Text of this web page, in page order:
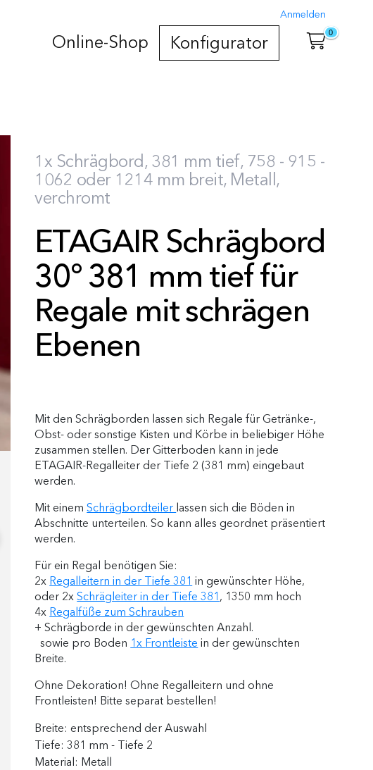
Anmelden
0
Online-Shop Konfigurator
1x Schrägbord, 381 mm tief, 758 - 915 -
1062 oder 1214 mm breit, Metall,
verchromt
ETAGAIR Schrägbord
30° 381 mm tief für
Regale mit schrägen
Ebenen
Mit den Schrägborden lassen sich Regale für Getränke-,
Obst- oder sonstige Kisten und Körbe in beliebiger Höhe
zusammen stellen. Der Gitterboden kann in jede
ETAGAIR-Regalleiter der Tiefe 2 (381 mm) eingebaut
werden.
Mit einemSchrägbordteiler lassen sich die Böden in
Abschnitte unterteilen. So kann alles geordnet präsentiert
werden.
Für ein Regal benötigen Sie:
2x Regalleitern in der Tiefe 381 in gewünschter Höhe,
oder 2xSchrägleiter in der Tiefe 381 , 1350 mm hoch
4x Regalfüße zum Schrauben
+ Schrägborde in der gewünschten Anzahl.
sowie pro Boden 1x Frontleiste in der gewünschten
Breite.
Ohne Dekoration! Ohne Regalleitern und ohne
Frontleisten! Bitte separat bestellen!
Breite:entsprechend der Auswahl
Tiefe:381 mm - Tiefe 2
Material: Metall